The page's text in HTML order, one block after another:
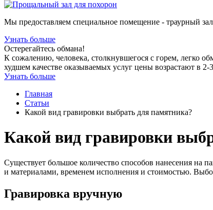
Мы предоставляем специальное помещение - траурный
Узнать больше
Остерегайтесь обмана!
К сожалению, человека, столкнувшегося с горем, легко
худшем качестве оказываемых услуг цены возрастают в 2-3
Узнать больше
Главная
Статьи
Какой вид гравировки выбрать для памятника?
Какой вид гравировки
Существует большое количество способов нанесения на
и материалами, временем исполнения и стоимостью.
Гравировка вручную